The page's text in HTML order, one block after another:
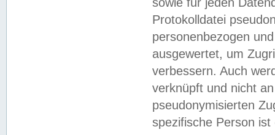
sowie für jeden
Protokolldatei
personenbezogen
ausgewertet, um
verbessern. Auch
verknüpft und nicht
pseudonymisierten
spezifische Person